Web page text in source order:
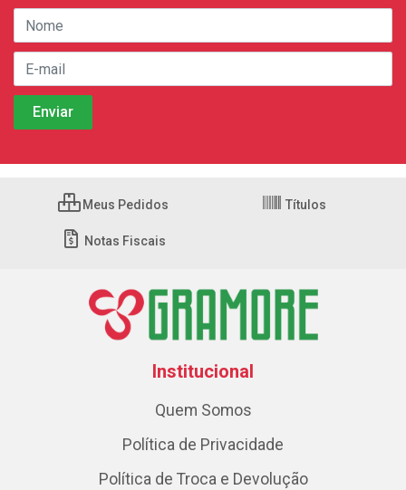
Meus Pedidos Títulos
Notas Fiscais
Institucional
Quem Somos
Política de Privacidade
Política de Troca e Devolução